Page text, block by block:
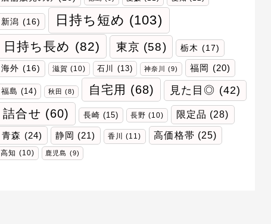
新潟 (16) 日持ち短め (103)
日持ち長め (82) 東京 (58) 栃木 (17)
海外 (16) 滋賀 (10) 石川 (13) 神奈川 (9) 福岡 (20)
福島 (14) 秋田 (8) 自宅用 (68) 見た目◎ (42)
詰合せ (60) 長崎 (15) 長野 (10) 限定品 (28)
青森 (24) 静岡 (21) 香川 (11) 高価格帯 (25)
高知 (10) 鹿児島 (9)